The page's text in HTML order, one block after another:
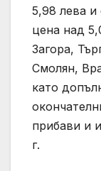
5,98 лева
цена над
Загора,
Смолян,
като
прибави и
г.